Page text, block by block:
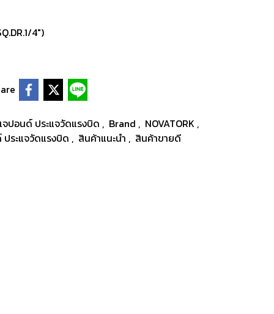
4")
จปอนด์ ประแจวัดแรงบิด , Brand , NOVATORK ,
ระแจวัดแรงบิด , สินค้าแนะนำ , สินค้าขายดี